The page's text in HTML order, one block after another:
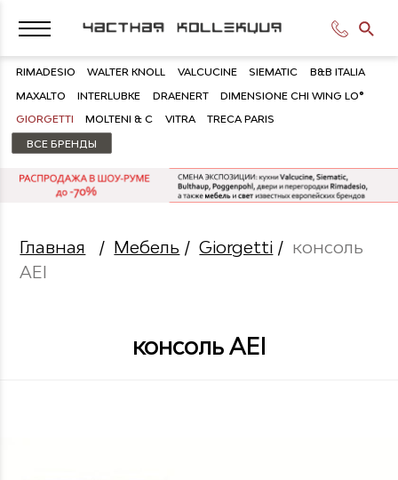
RIMADESIO WALTER KNOLL VALCUCINE SIEMATIC B&B ITALIA
MAXALTO INTERLUBKE DRAENERT DIMENSIONE CHI WING LO®
GIORGETTI MOLTENI & C VITRA TRECA PARIS
ВСЕ БРЕНДЫ
Главная / Мебель /Giorgetti / консоль
AEI
консоль AEI